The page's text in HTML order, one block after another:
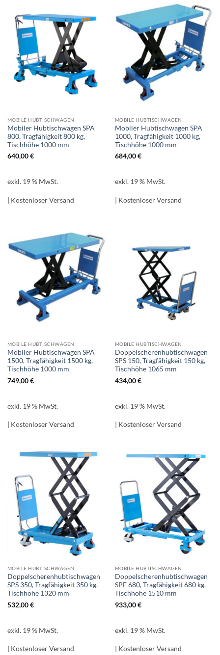
MOBILE HUBTISCHWAGEN
Mobiler Hubtischwagen SPA
800, Tragfähigkeit 800 kg,
Tischhöhe 1000 mm
640,00€
exkl. 19 % MwSt.
| Kostenloser Versand
MOBILE HUBTISCHWAGEN
Mobiler Hubtischwagen SPA
1000, Tragfähigkeit 1000 kg,
Tischhöhe 1000 mm
684,00€
exkl. 19 % MwSt.
| Kostenloser Versand
MOBILE HUBTISCHWAGEN
Mobiler Hubtischwagen SPA
1500, Tragfähigkeit 1500 kg,
Tischhöhe 1000 mm
749,00€
exkl. 19 % MwSt.
| Kostenloser Versand
MOBILE HUBTISCHWAGEN
Doppelscherenhubtischwagen
SPS 150, Tragfähigkeit 150 kg,
Tischhöhe 1065 mm
434,00€
exkl. 19 % MwSt.
| Kostenloser Versand
MOBILE HUBTISCHWAGEN
Doppelscherenhubtischwagen
SPS 350, Tragfähigkeit 350 kg,
Tischhöhe 1320 mm
532,00€
exkl. 19 % MwSt.
| Kostenloser Versand
MOBILE HUBTISCHWAGEN
Doppelscherenhubtischwagen
SPF 680, Tragfähigkeit 680 kg,
Tischhöhe 1510 mm
933,00€
exkl. 19 % MwSt.
| Kostenloser Versand